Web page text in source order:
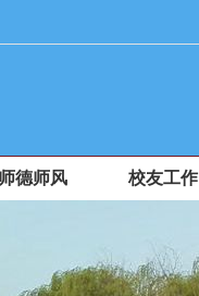
师德师风 校友工作